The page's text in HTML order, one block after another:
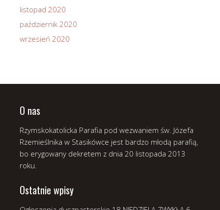
listopad 2020
październik 2020
wrzesień 2020
O nas
Rzymskokatolicka Parafia pod wezwaniem św. Józefa
Rzemieślnika w Stasikówce jest bardzo młodą parafią,
bo erygowany dekretem z dnia 20 listopada 2013
roku.
Ostatnie wpisy